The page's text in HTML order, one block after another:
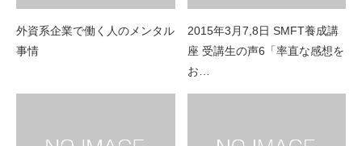
外資系企業で働く人のメンタル
事情
2015年3月7,8日 SMFT養成講
座 受講生の声6「率直な感想を
お…